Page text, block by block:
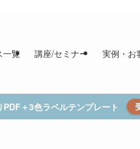
一覧 講座/セミナー 実例・お
PDF＋3色ラベルテンプレート